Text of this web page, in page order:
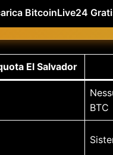
BitcoinLive24
El Salvador
BTC